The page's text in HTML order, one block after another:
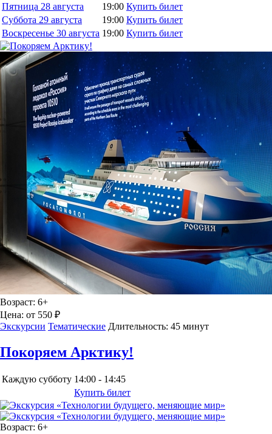
Пятница 28 августа 19:00 Купить билет
Суббота 29 августа 19:00 Купить билет
Воскресенье 30 августа 19:00 Купить билет
Возраст: 6+
Цена: от 550 ₽
Экскурсии Тематические Длительность: 45 минут
Покоряем Арктику!
Каждую субботу 14:00 - 14:45
Купить билет
Возраст: 6+